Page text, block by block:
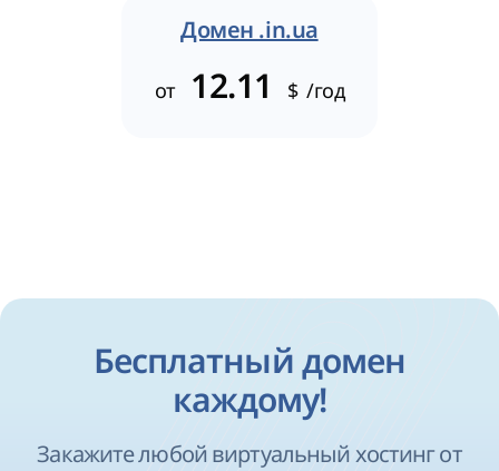
Домен .in.ua
от 12.11 $ /год
Бесплатный домен
каждому!
Закажите любой виртуальный хостинг от